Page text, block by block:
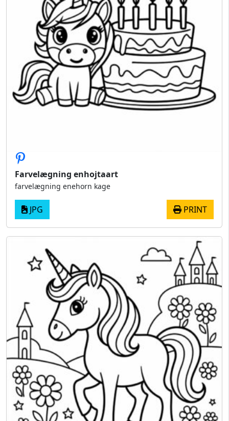
Farvelægning enhojtaart
farvelægning enehorn kage
JPG PRINT